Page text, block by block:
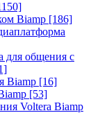
Biamp [186]
для общения с
Biamp [16]
[53]
Voltera Biamp